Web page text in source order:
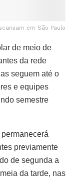
em São Paulo
de meio de
da rede
seguem até o
e equipes
semestre
previamente
de segunda a
da tarde, nas